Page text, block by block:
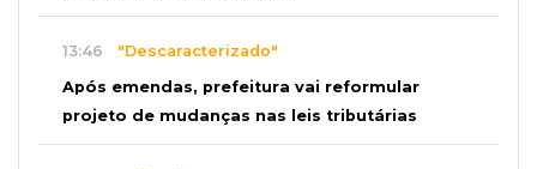
13:46 "Descaracterizado"
Após emendas, prefeitura vai reformular
projeto de mudanças nas leis tributárias